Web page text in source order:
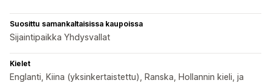
Suosittu samankaltaisissa kaupoissa
Sijaintipaikka Yhdysvallat
Kielet
Englanti, Kiina (yksinkertaistettu), Ranska, Hollannin kieli, ja